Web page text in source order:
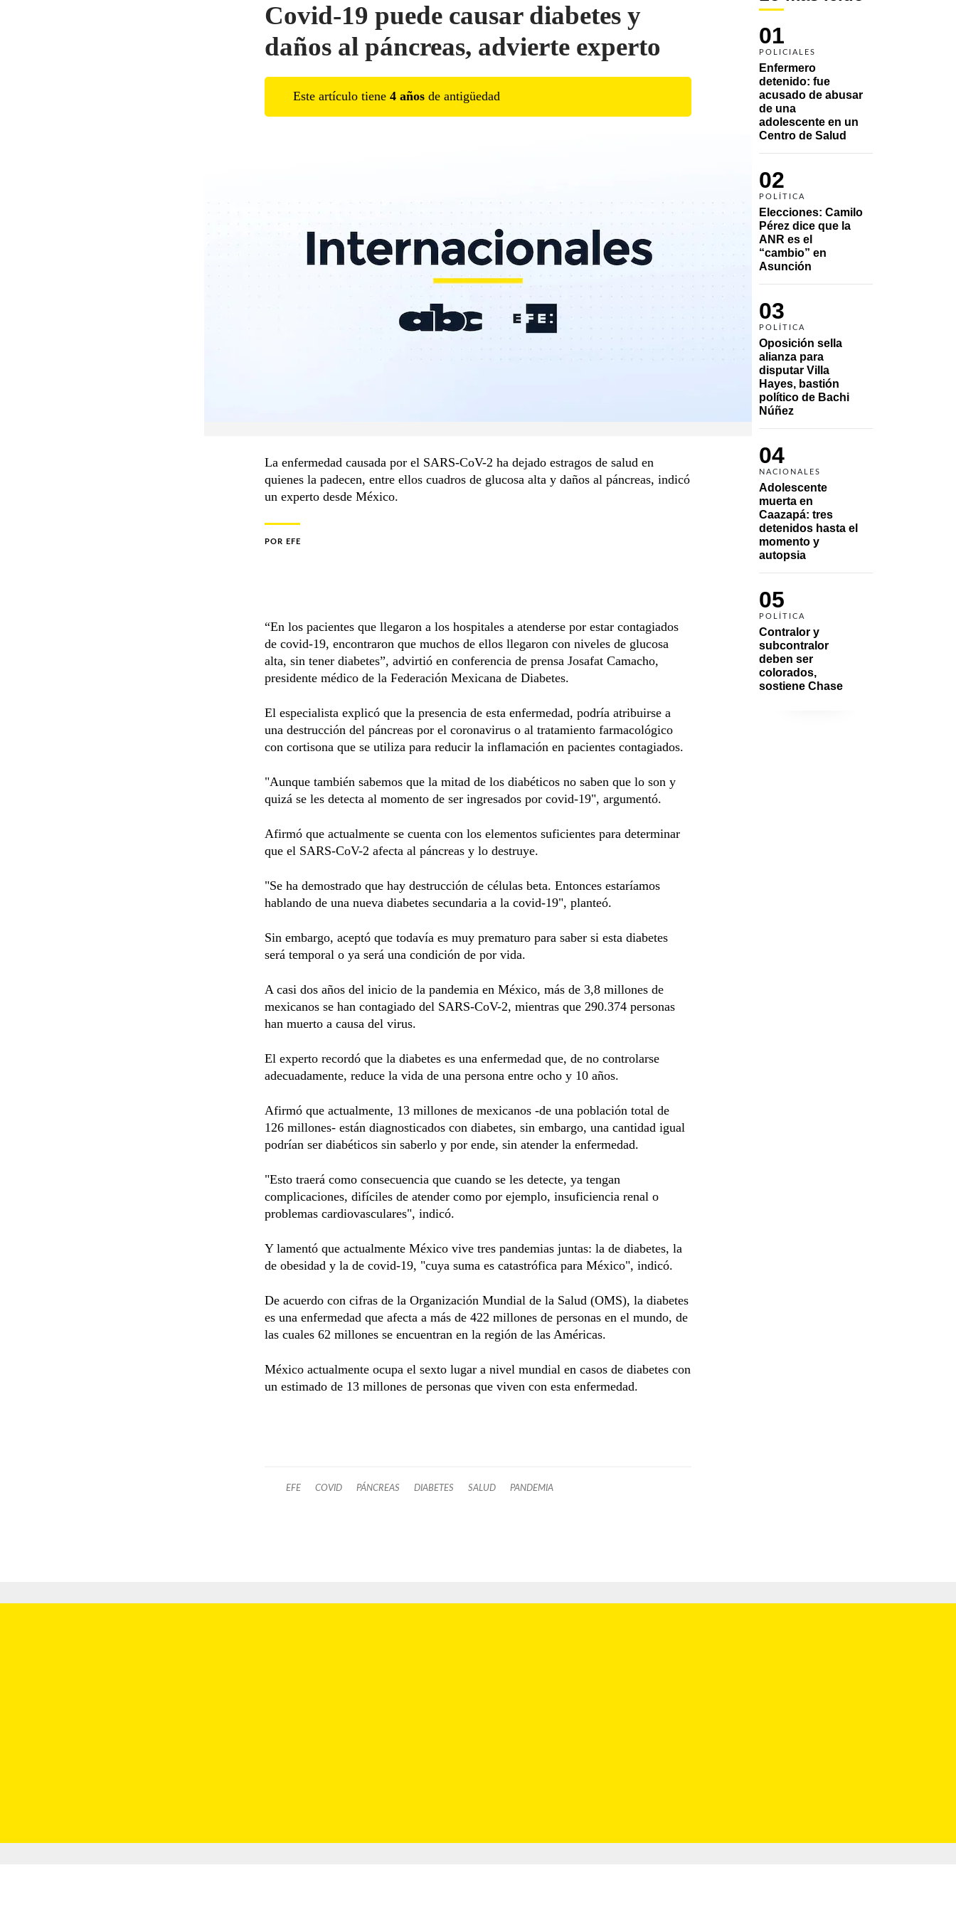
01
POLICIALES
Enfermero
detenido: fue
acusado de abusar
de una
adolescente en un
Centro de Salud
02
POLÍTICA
Elecciones: Camilo
Pérez dice que la
ANR es el
“cambio” en
Asunción
03
POLÍTICA
Oposición sella
alianza para
disputar Villa
Hayes, bastión
político de Bachi
Núñez
04
NACIONALES
Adolescente
muerta en
Caazapá: tres
detenidos hasta el
momento y
autopsia
05
POLÍTICA
Contralor y
subcontralor
deben ser
colorados,
sostiene Chase
Covid-19 puede causar diabetes y
daños al páncreas, advierte experto
Este artículo tiene 4 años de antigüedad
La enfermedad causada por el SARS-CoV-2 ha dejado estragos de salud en
quienes la padecen, entre ellos cuadros de glucosa alta y daños al páncreas, indicó
un experto desde México.
POR EFE
“En los pacientes que llegaron a los hospitales a atenderse por estar contagiados
de covid-19, encontraron que muchos de ellos llegaron con niveles de glucosa
alta, sin tener diabetes”, advirtió en conferencia de prensa Josafat Camacho,
presidente médico de la Federación Mexicana de Diabetes.
El especialista explicó que la presencia de esta enfermedad, podría atribuirse a
una destrucción del páncreas por el coronavirus o al tratamiento farmacológico
con cortisona que se utiliza para reducir la inflamación en pacientes contagiados.
"Aunque también sabemos que la mitad de los diabéticos no saben que lo son y
quizá se les detecta al momento de ser ingresados por covid-19", argumentó.
Afirmó que actualmente se cuenta con los elementos suficientes para determinar
que el SARS-CoV-2 afecta al páncreas y lo destruye.
"Se ha demostrado que hay destrucción de células beta. Entonces estaríamos
hablando de una nueva diabetes secundaria a la covid-19", planteó.
Sin embargo, aceptó que todavía es muy prematuro para saber si esta diabetes
será temporal o ya será una condición de por vida.
A casi dos años del inicio de la pandemia en México, más de 3,8 millones de
mexicanos se han contagiado del SARS-CoV-2, mientras que 290.374 personas
han muerto a causa del virus.
El experto recordó que la diabetes es una enfermedad que, de no controlarse
adecuadamente, reduce la vida de una persona entre ocho y 10 años.
Afirmó que actualmente, 13 millones de mexicanos -de una población total de
126 millones- están diagnosticados con diabetes, sin embargo, una cantidad igual
podrían ser diabéticos sin saberlo y por ende, sin atender la enfermedad.
"Esto traerá como consecuencia que cuando se les detecte, ya tengan
complicaciones, difíciles de atender como por ejemplo, insuficiencia renal o
problemas cardiovasculares", indicó.
Y lamentó que actualmente México vive tres pandemias juntas: la de diabetes, la
de obesidad y la de covid-19, "cuya suma es catastrófica para México", indicó.
De acuerdo con cifras de la Organización Mundial de la Salud (OMS), la diabetes
es una enfermedad que afecta a más de 422 millones de personas en el mundo, de
las cuales 62 millones se encuentran en la región de las Américas.
México actualmente ocupa el sexto lugar a nivel mundial en casos de diabetes con
un estimado de 13 millones de personas que viven con esta enfermedad.
EFE COVID PÁNCREAS DIABETES SALUD PANDEMIA